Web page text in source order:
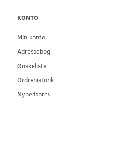
KONTO
Min konto
Adressebog
Ønskeliste
Ordrehistorik
Nyhedsbrev